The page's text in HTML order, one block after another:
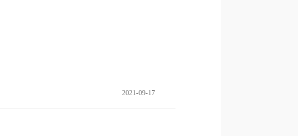
2021-09-17